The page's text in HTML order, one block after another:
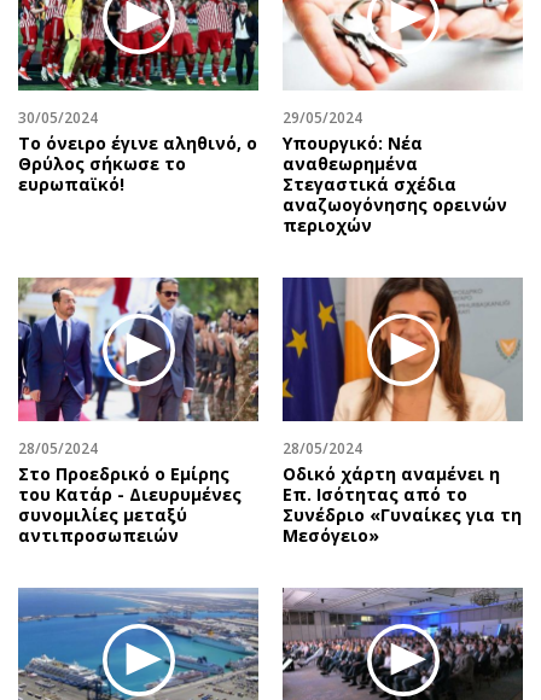
30/05/2024
Το όνειρο έγινε αληθινό, ο
Θρύλος σήκωσε το
ευρωπαϊκό!
29/05/2024
Υπουργικό: Νέα
αναθεωρημένα
Στεγαστικά σχέδια
αναζωογόνησης ορεινών
περιοχών
28/05/2024
Στο Προεδρικό ο Εμίρης
του Κατάρ - Διευρυμένες
συνομιλίες μεταξύ
αντιπροσωπειών
28/05/2024
Οδικό χάρτη αναμένει η
Επ. Ισότητας από το
Συνέδριο «Γυναίκες για τη
Μεσόγειο»